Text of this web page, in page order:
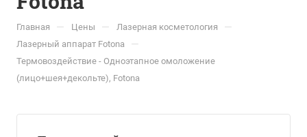
Главная — Цены — Лазерная косметология —
Лазерный аппарат Fotona —
Термовоздействие - Одноэтапное омоложение
(лицо+шея+декольте), Fotona